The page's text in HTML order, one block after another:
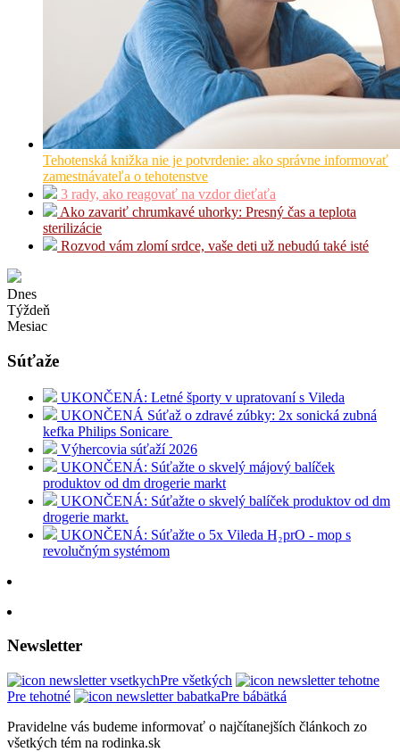
Tehotenská knižka nie je potvrdenie: ako správne informovať
zamestnávateľa o tehotenstve
3 rady, ako reagovať na vzdor dieťaťa
Ako zavariť chrumkavé uhorky: Presný čas a teplota
sterilizácie
Rozvod vám zlomí srdce, vaše deti už nebudú také isté
Dnes
Týždeň
Mesiac
Súťaže
UKONČENÁ: Letné športy v upratovaní s Vileda
UKONČENÁ Súťaž o zdravé zúbky: 2x sonická zubná
kefka Philips Sonicare
Výhercovia súťaží 2026
UKONČENÁ: Súťažte o skvelý májový balíček
produktov od dm drogerie markt
UKONČENÁ: Súťažte o skvelý balíček produktov od dm
drogerie markt.
UKONČENÁ: Súťažte o 5x Vileda H₂prO - mop s
revolučným systémom
Newsletter
Pre všetkých
Pre tehotné
Pre bábätká
Pravidelne vás budeme informovať o najčítanejších článkoch zo
všetkých tém na rodinka.sk